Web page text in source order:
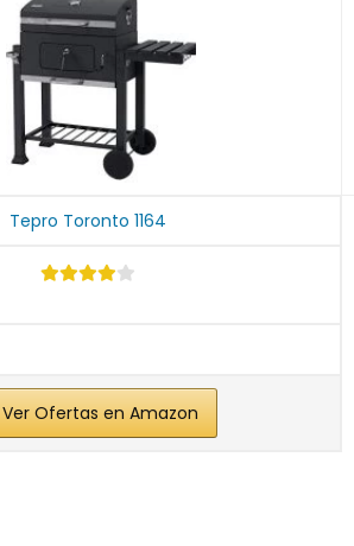
Tepro Toronto 1164
Ver Ofertas en Amazon